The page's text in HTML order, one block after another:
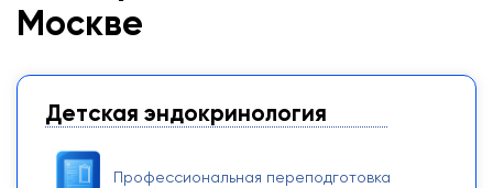
Москве
Детская эндокринология
Профессиональная переподготовка